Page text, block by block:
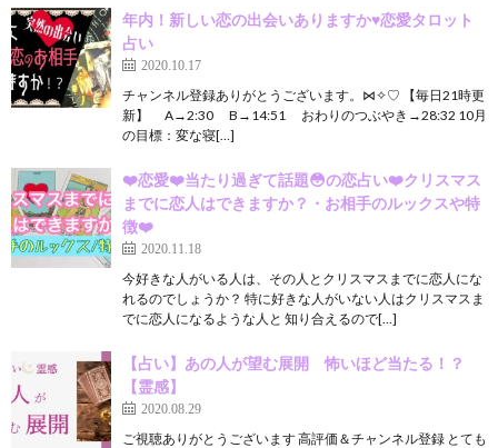
年内！新しい恋の出会いありますか♥恋愛タロット
占い
2020.10.17
チャンネル登録ありがとうございます。⋈✧♡ 【毎日21時更
新】 A→2:30 B→14:51 おわりのつぶやき→28:32 10月
の目標：変な寝[…]
❤️恋愛❤️当たり過ぎて話題😳の恋占い❤️クリスマス
までに恋人はできますか？・お相手のルックスや特
徴❤️
2020.11.18
今好きな人がいる人は、その人とクリスマスまでに恋人にな
れるのでしょうか？ 特に好きな人がいない人はクリスマスま
でに恋人になるような人と 知り合えるので[…]
【占い】あの人が望む展開 怖いほど当たる！？
【霊感】
2020.08.29
ご視聴ありがとうございます 高評価＆チャンネル登録 とても